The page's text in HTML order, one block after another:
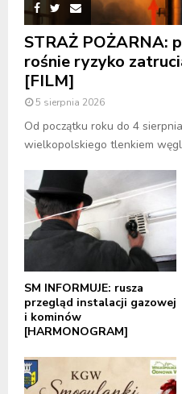
STRAŻ POŻARNA:
rośnie ryzyko
[FILM]
5 sierpnia 2026
Od początku roku do 4
wielkopolskiego tlenkiem
SM INFORMUJE: rusza
przegląd instalacji gazowej
i kominów
[HARMONOGRAM]